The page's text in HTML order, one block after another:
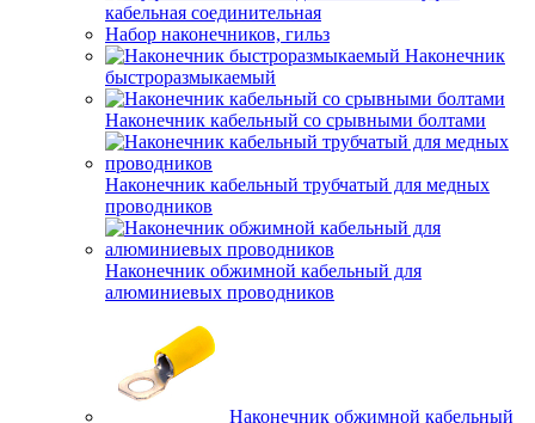
кабельная соединительная
Набор наконечников, гильз
Наконечник
быстроразмыкаемый
Наконечник кабельный со срывными болтами
Наконечник кабельный трубчатый для медных
проводников
Наконечник обжимной кабельный для
алюминиевых проводников
Наконечник обжимной кабельный